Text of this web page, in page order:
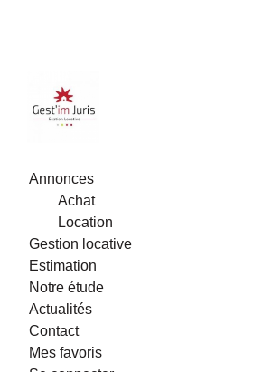
Annonces
Achat
Location
Gestion locative
Estimation
Notre étude
Actualités
Contact
Mes favoris